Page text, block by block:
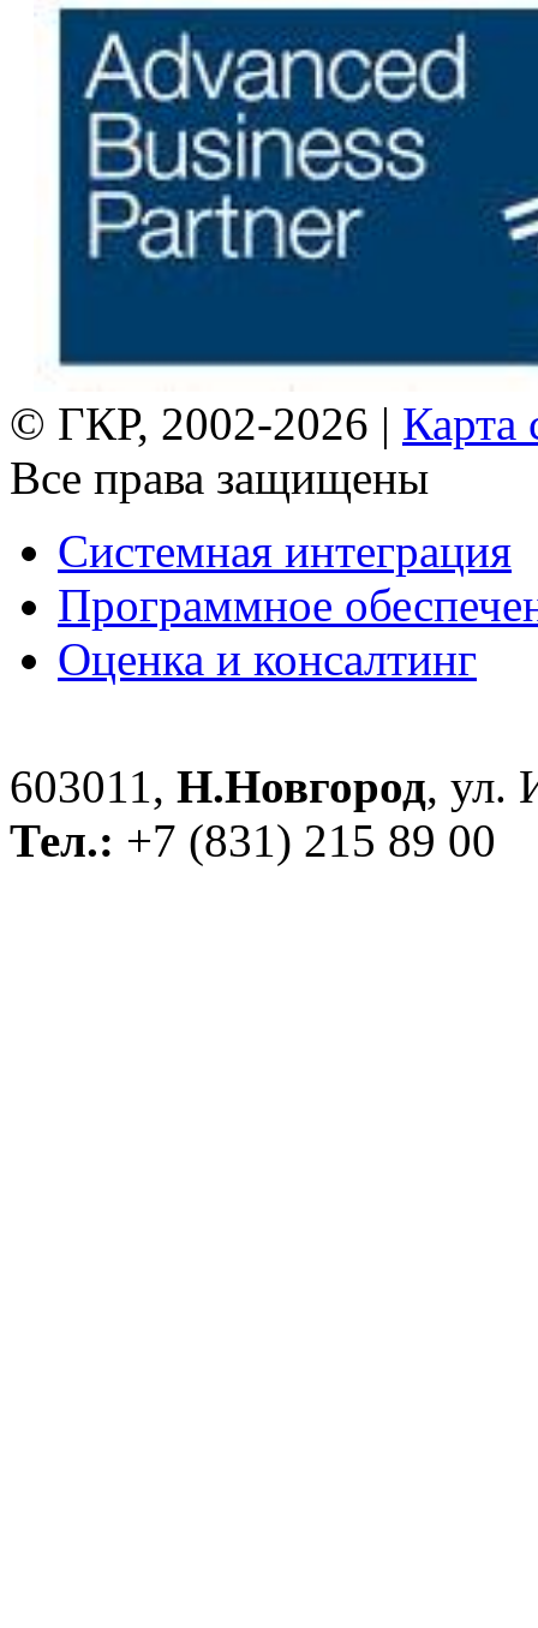
© ГКР, 2002-2026 | Карта
Все права защищены
Системная интеграция
Программное
Оценка и консалтинг
603011, Н.Новгород, ул.
Тел.: +7 (831) 215 89 00